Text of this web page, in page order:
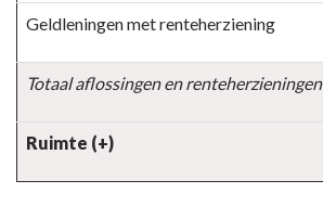
Geldleningen met renteherziening
Totaal aflossingen en renteherzieningen
Ruimte (+)